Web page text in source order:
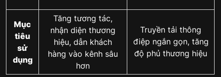
Mục
tiêu
sử
dụng
Tăng tương tác,
nhận diện thương
hiệu, dẫn khách
hàng vào kênh sâu
hơn
Truyền tải thông
điệp ngắn gọn, tăng
độ phủ thương hiệu